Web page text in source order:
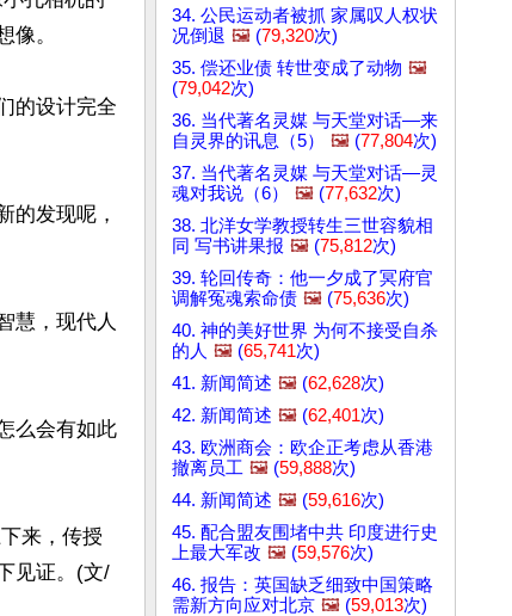
像。
的设计完全
的发现呢，
慧，现代人
么会有如此
来，传授
见证。(文/
34. 公民运动者被抓 家属叹人权状
况倒退 🖼️ (79,320次)
35. 偿还业债 转世变成了动物 🖼️
(79,042次)
36. 当代著名灵媒 与天堂对话—来
自灵界的讯息（5）
🖼️ (77,804次)
37. 当代著名灵媒 与天堂对话—灵
魂对我说（6）
🖼️ (77,632次)
38. 北洋女学教授转生三世容貌相
同 写书讲果报 🖼️ (75,812次)
39. 轮回传奇：他一夕成了冥府官
调解冤魂索命债 🖼️ (75,636次)
40. 神的美好世界 为何不接受自杀
的人 🖼️ (65,741次)
41. 新闻简述 🖼️ (62,628次)
42. 新闻简述 🖼️ (62,401次)
43. 欧洲商会：欧企正考虑从香港
撤离员工 🖼️ (59,888次)
44. 新闻简述 🖼️ (59,616次)
45. 配合盟友围堵中共 印度进行史
上最大军改 🖼️ (59,576次)
46. 报告：英国缺乏细致中国策略
需新方向应对北京 🖼️ (59,013次)